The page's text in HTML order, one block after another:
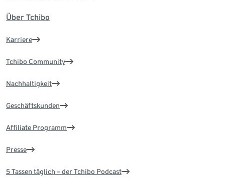
Über Tchibo
Karriere
Tchibo Community
Nachhaltigkeit
Geschäftskunden
Affiliate Programm
Presse
5 Tassen täglich – der Tchibo Podcast